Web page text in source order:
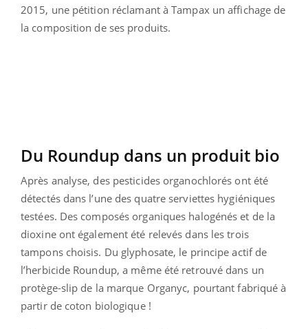
2015, une pétition réclamant à Tampax un affichage de
la composition de ses produits.
Du Roundup dans un produit bio
Après analyse, des pesticides organochlorés ont été
détectés dans l’une des quatre serviettes hygiéniques
testées. Des composés organiques halogénés et de la
dioxine ont également été relevés dans les trois
tampons choisis. Du glyphosate, le principe actif de
l’herbicide Roundup, a même été retrouvé dans un
protège-slip de la marque Organyc, pourtant fabriqué à
partir de coton biologique !